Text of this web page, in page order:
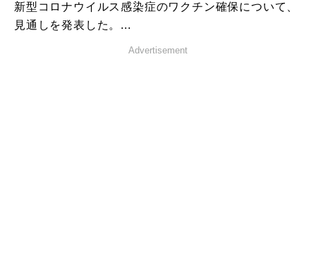
新型コロナウイルス感染症のワクチン確保について、
見通しを発表した。...
Advertisement